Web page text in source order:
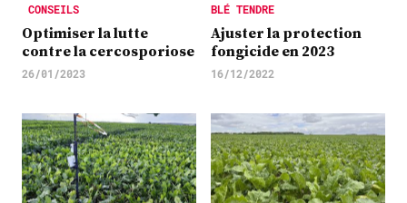
CONSEILS
Optimiser la lutte
contre la cercosporiose
26/01/2023
BLÉ TENDRE
Ajuster la protection
fongicide en 2023
16/12/2022